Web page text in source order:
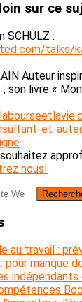
sur ce
SCHULZ :
talks/
Auteur
son livre «
et-
souhaitez
nous!
au travail :
pour manque